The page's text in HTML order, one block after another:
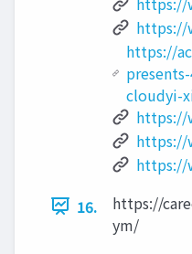
https://
https://
cloudyi-
https://
https://
https://
16.
https://
ym/